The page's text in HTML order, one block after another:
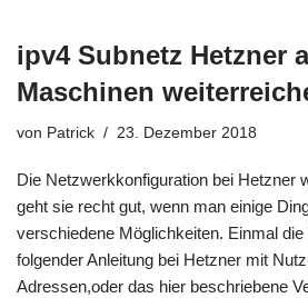
ipv4 Subnetz Hetzner
Maschinen
von Patrick 23. Dezember 2018
Die Netzwerkkonfiguration bei Hetzner
geht sie recht gut, wenn man einige
verschiedene Möglichkeiten. Einmal
folgender Anleitung bei Hetzner mit
Adressen,oder das hier beschriebene